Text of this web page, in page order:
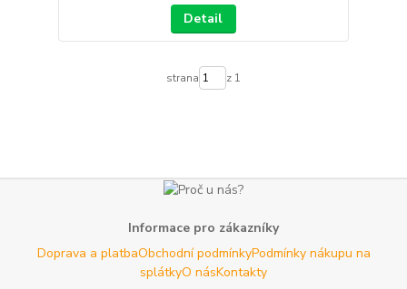
Detail
strana z 1
Informace pro zákazníky
Doprava a platbaObchodní podmínkyPodmínky nákupu na
splátkyO násKontakty